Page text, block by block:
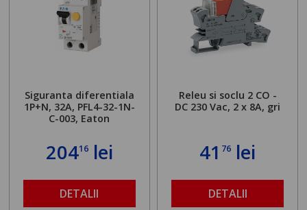
Siguranta diferentiala
1P+N, 32A, PFL4-32-1N-
C-003, Eaton
20416lei
DETALII
Releu si soclu 2 CO -
DC 230 Vac, 2 x 8A, gri
41 76 lei
DETALII